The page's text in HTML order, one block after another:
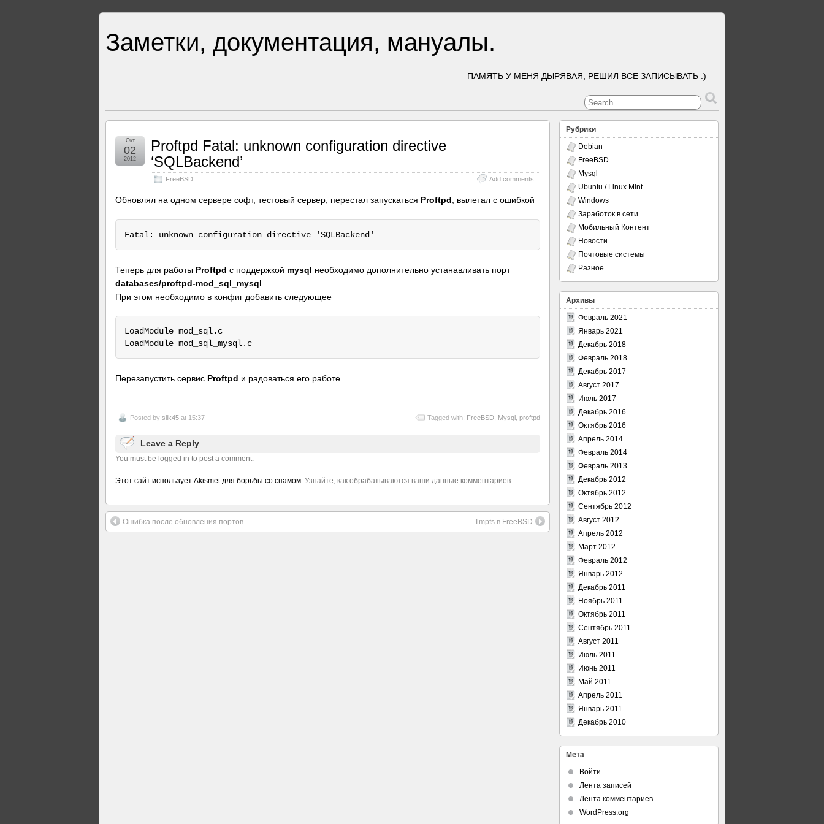
Заметки, документация, мануалы.
ПАМЯТЬ У МЕНЯ ДЫРЯВАЯ, РЕШИЛ ВСЕ ЗАПИСЫВАТЬ :)
Proftpd Fatal: unknown configuration directive
‘SQLBackend’
FreeBSD Add comments
Окт
02
2012
Обновлял на одном сервере софт, тестовый сервер, перестал запускаться Proftpd , вылетал с ошибкой
Fatal: unknown configuration directive 'SQLBackend'
Теперь для работы Proftpd с поддержкой mysql необходимо дополнительно устанавливать порт
databases/proftpd-mod_sql_mysql
При этом необходимо в конфиг добавить следующее
LoadModule mod_sql.c
LoadModule mod_sql_mysql.c
Перезапустить сервис Proftpd и радоваться его работе.
Posted by slik45 at 15:37 Tagged with: FreeBSD Mysql proftpd
Leave a Reply
You must be logged in to post a comment.
Этот сайт использует Akismet для борьбы со спамом. Узнайте, как обрабатываются ваши данные комментариев.
Ошибка после обновления портов. Tmpfs в FreeBSD
Рубрики
Debian
FreeBSD
Mysql
Ubuntu / Linux Mint
Windows
Заработок в сети
Мобильный Контент
Новости
Почтовые системы
Разное
Архивы
Февраль 2021
Январь 2021
Декабрь 2018
Февраль 2018
Декабрь 2017
Август 2017
Июль 2017
Декабрь 2016
Октябрь 2016
Апрель 2014
Февраль 2014
Февраль 2013
Декабрь 2012
Октябрь 2012
Сентябрь 2012
Август 2012
Апрель 2012
Март 2012
Февраль 2012
Январь 2012
Декабрь 2011
Ноябрь 2011
Октябрь 2011
Сентябрь 2011
Август 2011
Июль 2011
Июнь 2011
Май 2011
Апрель 2011
Январь 2011
Декабрь 2010
Мета
Войти
Лента записей
Лента комментариев
WordPress.org